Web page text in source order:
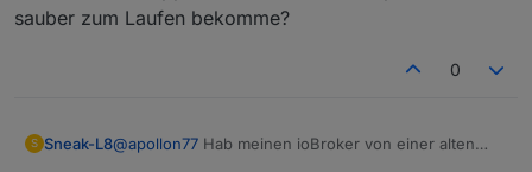
sauber zum Laufen bekomme?
0
S Sneak-L8@apollon77 Hab meinen ioBroker von einer alten